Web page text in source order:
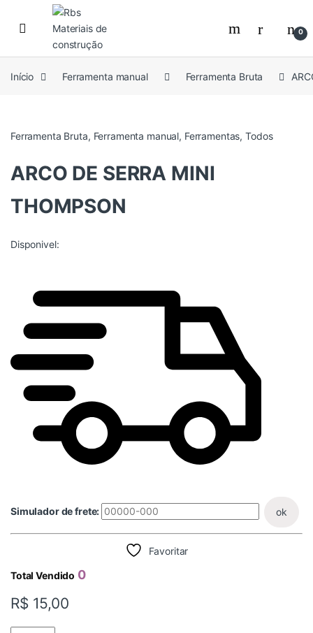
Skip to navigation
Skip to content
0
Início Ferramenta manual Ferramenta Bruta
Ferramenta Bruta, Ferramenta manual, Ferramentas,Todos
ARCO DE SERRA MINI
THOMPSON
Disponivel:
Simulador de frete: ok
Favoritar
Total Vendido 0
R$ 15,00